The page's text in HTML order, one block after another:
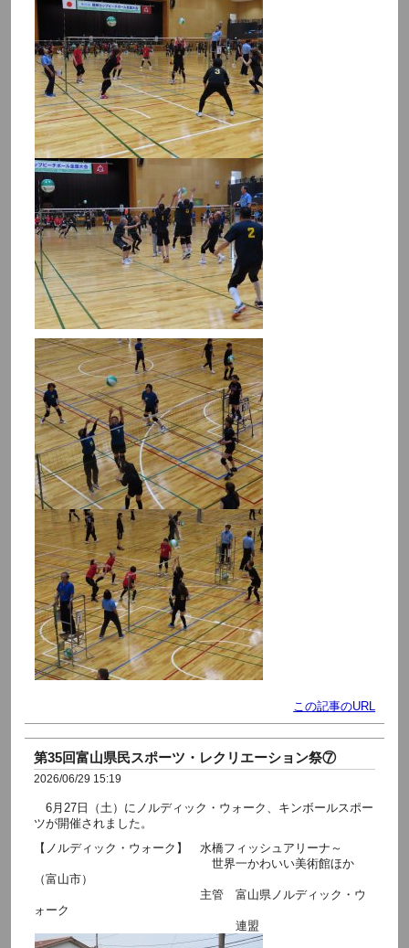
この記事のURL
第35回富山県民スポーツ・レクリエーション祭⑦
2026/06/29 15:19
6月27日（土）にノルディック・ウォーク、キンボールスポー
ツが開催されました。
【ノルディック・ウォーク】 水橋フィッシュアリーナ～
世界一かわいい美術館ほか
（富山市）
主管 富山県ノルディック・ウ
ォーク
連盟